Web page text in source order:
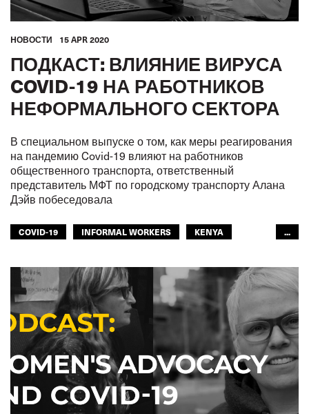
HОВОСТИ 15 APR 2020
ПОДКАСТ: ВЛИЯНИЕ ВИРУСА
COVID-19 НА РАБОТНИКОВ
НЕФОРМАЛЬНОГО СЕКТОРА
В специальном выпуске о том, как меры реагирования
на пандемию Covid-19 влияют на работников
общественного транспорта, ответственный
представитель МФТ по городскому транспорту Алана
Дэйв побеседовала
COVID-19 INFORMAL WORKERS
KENYA
ОБЩЕСТВЕННЫЙ ТРАНСПОРТ
ГОРОДСКОЙ ТРАНСПОРТ
МФТ: АФРИКА
GLOBAL
...